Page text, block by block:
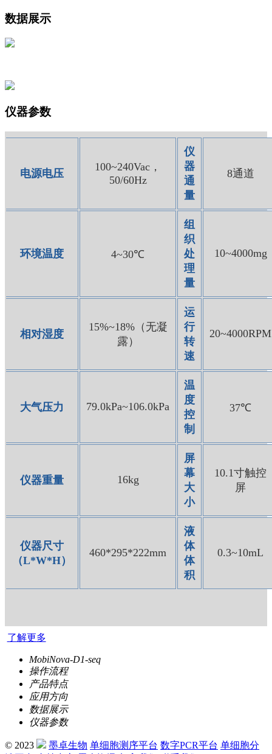
数据展示
仪器参数
电源电压
100~240Vac，
50/60Hz
仪
器
通
量
8通道
环境温度 4~30℃
组
织
处
理
量
10~4000mg
相对湿度
15%~18%（无凝
露）
运
行
转
速
20~4000RPM
大气压力 79.0kPa~106.0kPa
温
度
控
制
37℃
仪器重量 16kg
屏
幕
大
小
10.1寸触控
屏
仪器尺寸
（L*W*H）
460*295*222mm
液
体
体
积
0.3~10mL
了解更多
MobiNova-D1-seq
操作流程
产品特点
应用方向
数据展示
仪器参数
© 2023 墨卓生物 单细胞测序平台 数字PCR平台 单细胞分